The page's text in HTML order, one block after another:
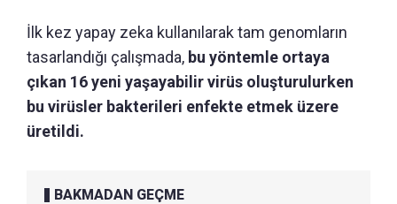
İlk kez yapay zeka kullanılarak tam genomların
tasarlandığı çalışmada, bu yöntemle ortaya
çıkan 16 yeni yaşayabilir virüs oluşturulurken
bu virüsler bakterileri enfekte etmek üzere
üretildi.
BAKMADAN GEÇME